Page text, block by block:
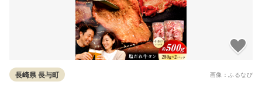
画像：ふるなび
長崎県 長与町